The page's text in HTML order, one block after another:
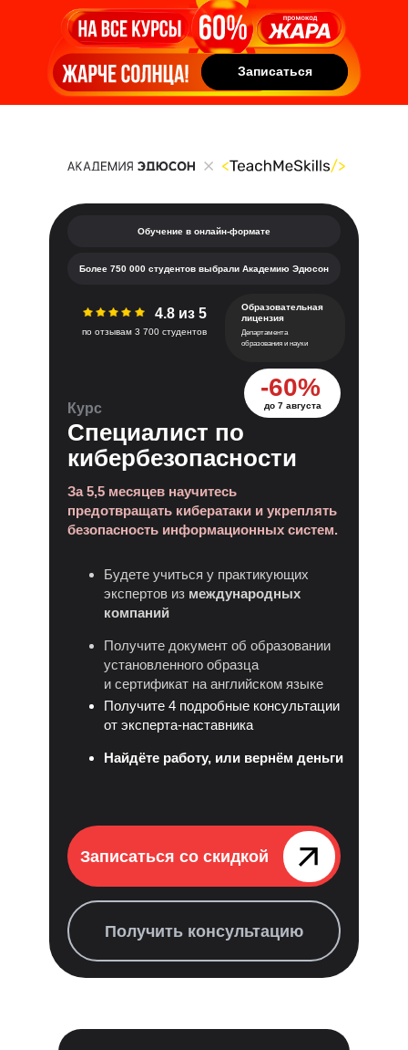
Записаться
Записаться
Записаться со скидкой⠀⠀⠀⠀⠀
Курс
Специалист по
кибербезопасности
За 5,5 месяцев научитесь
предотвращать кибератаки и укреплять
безопасность информационных систем.
Будете учиться у практикующих
экспертов из международных
компаний
Получите документ об образовании
установленного образца
и сертификат на английском языке
Получите 4 подробные консультации
от эксперта-наставника
Найдёте работу, или вернём деньги
Обучение в онлайн-формате
Более 750 000 студентов выбрали Академию Эдюсон
-60%
до 7 августа
Образовательная
лицензия
Департамента
образования и науки
4.8 из 5
по отзывам 3 700 студентов
Получить консультацию